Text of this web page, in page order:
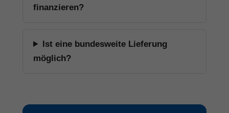
finanzieren?
Ist eine bundesweite Lieferung
möglich?